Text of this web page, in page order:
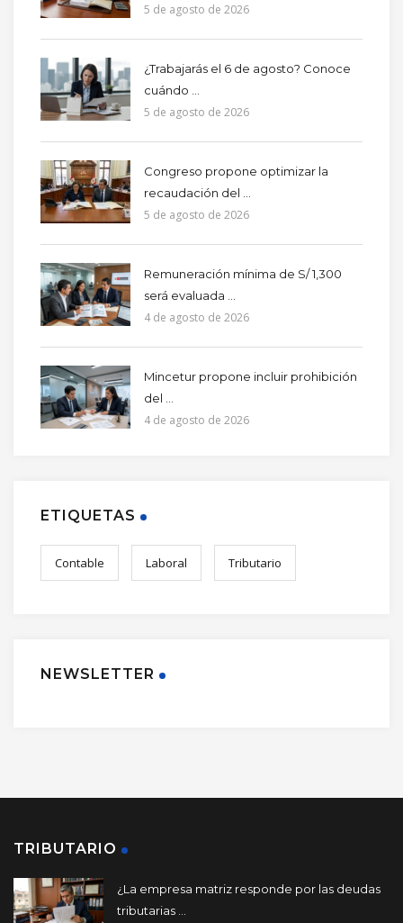
5 de agosto de 2026
¿Trabajarás el 6 de agosto? Conoce
cuándo ...
5 de agosto de 2026
Congreso propone optimizar la
recaudación del ...
5 de agosto de 2026
Remuneración mínima de S/ 1,300
será evaluada ...
4 de agosto de 2026
Mincetur propone incluir prohibición
del ...
4 de agosto de 2026
ETIQUETAS
Contable Laboral Tributario
NEWSLETTER
TRIBUTARIO
¿La empresa matriz responde por las deudas
tributarias ...